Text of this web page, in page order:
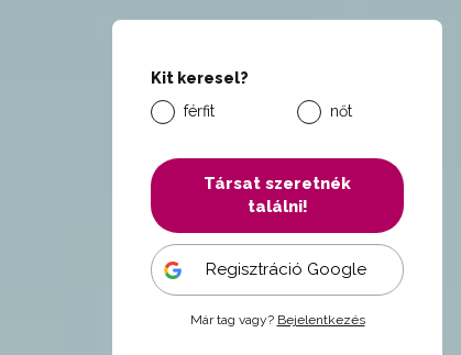
Kit keresel?
férfit
nőt
Társat szeretnék
találni!
Regisztráció Google
Már tag vagy? Bejelentkezés